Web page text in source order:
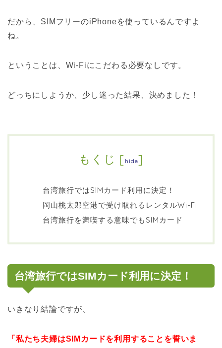
だから、SIMフリーのiPhoneを使っているんですよ
ね。
ということは、Wi-Fiにこだわる必要なしです。
どっちにしようか、少し迷った結果、決めました！
もくじ [ hide]
台湾旅行ではSIMカード利用に決定！
岡山桃太郎空港で受け取れるレンタルWi-Fi
台湾旅行を満喫する意味でもSIMカード
台湾旅行ではSIMカード利用に決定！
いきなり結論ですが、
「私たち夫婦はSIMカードを利用することを誓いま